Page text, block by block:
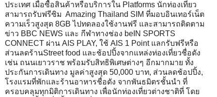
ประเทศ เมื่อซื้อสินค้าหรือบริการใน Platforms นักท่องเที่ยว
สามารถรับฟรีซิม Amazing Thailand SIM ที่มอบอินเทอร์เน็ต
ความเร็วสูงสุด 8GB ไปทดลองใช้งานฟรี และสามารถติดตาม
ข่าว BBC NEWS และ กีฬาทางช่อง beIN SPORTS
CONNECT ผ่าน AIS PLAY, ใช้ AIS 1 Point แลกรับฟรีหรือ
ส่วนลดร้านStreet food และช้อปปิ้งจากแหล่งท่องเที่ยวชื่อดัง
เช่น ถนนเยาวราช พร้อมรับสิทธิพิเศษต่างๆ อีกมากมาย ทั้ง
ประกันการเดินทาง มูลค่าสูงสุด 50,000 บาท, ส่วนลดช้อปปิ้ง,
โรงแรมที่พักและร้านอาหารชื่อดัง จากพันธมิตรชั้นนำ ที่
ครอบคลุมทุกมิติการเดินทาง เพื่อนักท่องเที่ยวต่างชาติที่ โดย